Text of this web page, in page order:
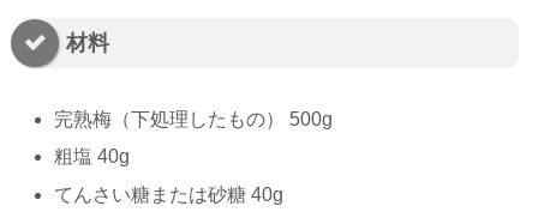
材料
完熟梅（下処理したもの） 500g
粗塩 40g
てんさい糖または砂糖 40g